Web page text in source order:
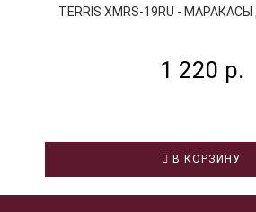
TERRIS XMRS-19RU -
1 220 р.
В КОРЗИНУ